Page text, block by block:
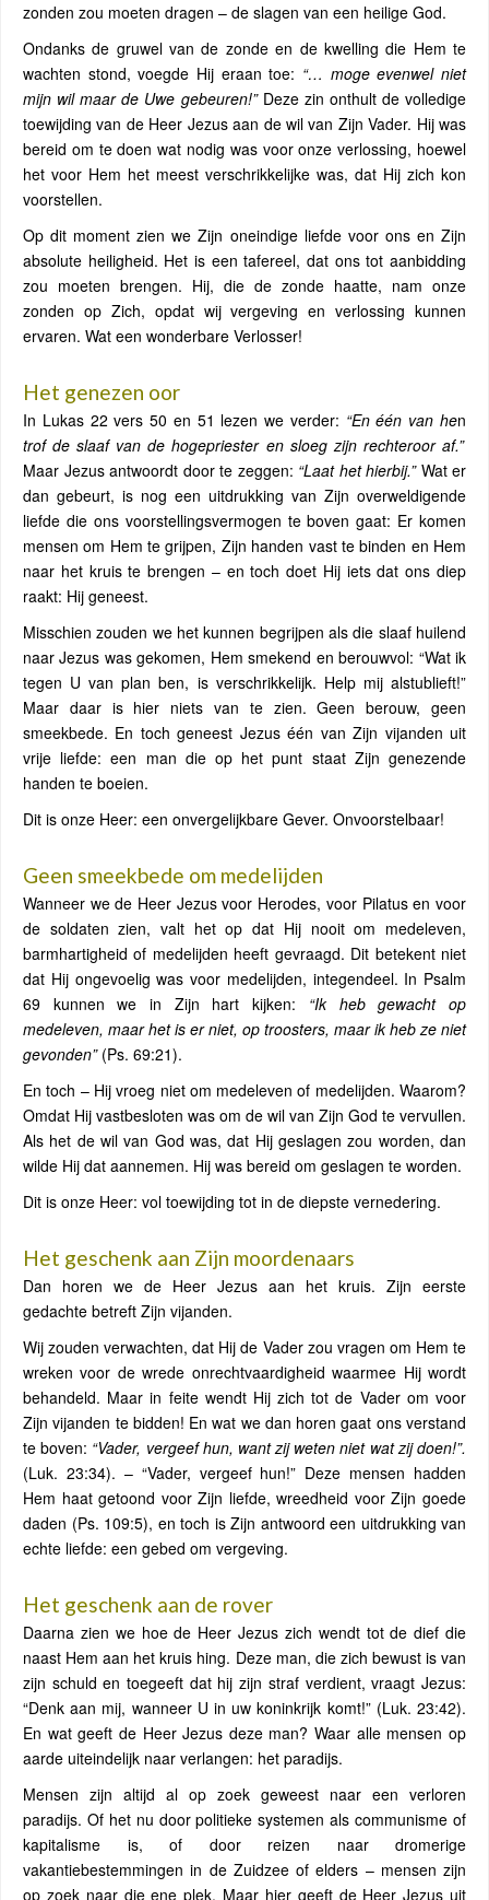
zonden zou moeten dragen – de slagen van een heilige God.
Ondanks de gruwel van de zonde en de kwelling die Hem te
wachten stond, voegde Hij eraan toe: “… moge evenwel niet
mijn wil maar de Uwe gebeuren!”Deze zin onthult de volledige
toewijding van de Heer Jezus aan de wil van Zijn Vader. Hij was
bereid om te doen wat nodig was voor onze verlossing, hoewel
het voor Hem het meest verschrikkelijke was, dat Hij zich kon
voorstellen.
Op dit moment zien we Zijn oneindige liefde voor ons en Zijn
absolute heiligheid. Het is een tafereel, dat ons tot aanbidding
zou moeten brengen. Hij, die de zonde haatte, nam onze
zonden op Zich, opdat wij vergeving en verlossing kunnen
ervaren. Wat een wonderbare Verlosser!
Het genezen oor
In Lukas 22 vers 50 en 51 lezen we verder: “En één van hen
trof de slaaf van de hogepriester en sloeg zijn rechteroor af.”
Maar Jezus antwoordt door te zeggen: “Laat het hierbij.”Wat er
dan gebeurt, is nog een uitdrukking van Zijn overweldigende
liefde die ons voorstellingsvermogen te boven gaat: Er komen
mensen om Hem te grijpen, Zijn handen vast te binden en Hem
naar het kruis te brengen – en toch doet Hij iets dat ons diep
raakt: Hij geneest.
Misschien zouden we het kunnen begrijpen als die slaaf huilend
naar Jezus was gekomen, Hem smekend en berouwvol: “Wat ik
tegen U van plan ben, is verschrikkelijk. Help mij alstublieft!”
Maar daar is hier niets van te zien. Geen berouw, geen
smeekbede. En toch geneest Jezus één van Zijn vijanden uit
vrije liefde: een man die op het punt staat Zijn genezende
handen te boeien.
Dit is onze Heer: een onvergelijkbare Gever. Onvoorstelbaar!
Geen smeekbede om medelijden
Wanneer we de Heer Jezus voor Herodes, voor Pilatus en voor
de soldaten zien, valt het op dat Hij nooit om medeleven,
barmhartigheid of medelijden heeft gevraagd. Dit betekent niet
dat Hij ongevoelig was voor medelijden, integendeel. In Psalm
69 kunnen we in Zijn hart kijken: “Ik heb gewacht op
medeleven, maar het is er niet, op troosters, maar ik heb ze niet
gevonden”(Ps. 69:21).
En toch – Hij vroeg niet om medeleven of medelijden. Waarom?
Omdat Hij vastbesloten was om de wil van Zijn God te vervullen.
Als het de wil van God was, dat Hij geslagen zou worden, dan
wilde Hij dat aannemen. Hij was bereid om geslagen te worden.
Dit is onze Heer: vol toewijding tot in de diepste vernedering.
Het geschenk aan Zijn moordenaars
Dan horen we de Heer Jezus aan het kruis. Zijn eerste
gedachte betreft Zijn vijanden.
Wij zouden verwachten, dat Hij de Vader zou vragen om Hem te
wreken voor de wrede onrechtvaardigheid waarmee Hij wordt
behandeld. Maar in feite wendt Hij zich tot de Vader om voor
Zijn vijanden te bidden! En wat we dan horen gaat ons verstand
te boven: “Vader, vergeef hun, want zij weten niet wat zij doen!”.
(Luk. 23:34). – “Vader, vergeef hun!” Deze mensen hadden
Hem haat getoond voor Zijn liefde, wreedheid voor Zijn goede
daden (Ps. 109:5), en toch is Zijn antwoord een uitdrukking van
echte liefde: een gebed om vergeving.
Het geschenk aan de rover
Daarna zien we hoe de Heer Jezus zich wendt tot de dief die
naast Hem aan het kruis hing. Deze man, die zich bewust is van
zijn schuld en toegeeft dat hij zijn straf verdient, vraagt Jezus:
“Denk aan mij, wanneer U in uw koninkrijk komt!” (Luk. 23:42).
En wat geeft de Heer Jezus deze man? Waar alle mensen op
aarde uiteindelijk naar verlangen: het paradijs.
Mensen zijn altijd al op zoek geweest naar een verloren
paradijs. Of het nu door politieke systemen als communisme of
kapitalisme is, of door reizen naar dromerige
vakantiebestemmingen in de Zuidzee of elders – mensen zijn
op zoek naar die ene plek. Maar hier geeft de Heer Jezus uit